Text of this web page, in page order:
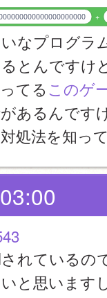
+
なプログラ
とんですけ
てるこのゲ
あるんです
処法を知っ
れているの
と思います